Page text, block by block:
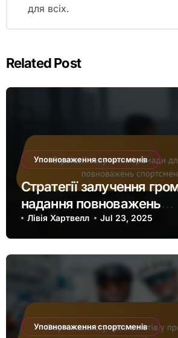
для всіх.
Related Post
Уповноваження спортсменів
Стратегії залучення
надання повноважень
спортсменам
Лівія Хартвелл Jul 23, 2025
Уповноваження спортсменів